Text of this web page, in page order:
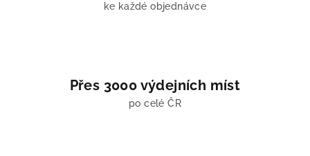
ke každé objednávce
Přes 3000 výdejních míst
po celé ČR